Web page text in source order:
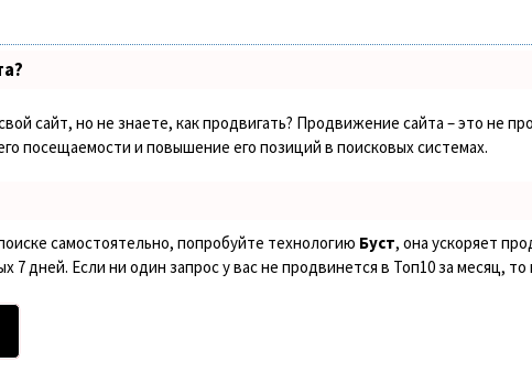
сайт, но не знаете, как продвигать? Продвижение сайта – это не
посещаемости и повышение его позиций в поисковых системах.
самостоятельно, попробуйте технологию Буст, она ускоряет
7 дней. Если ни один запрос у вас не продвинется в Топ10 за месяц,